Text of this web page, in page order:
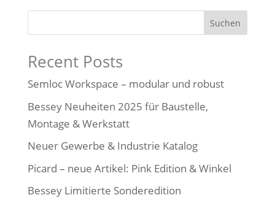
Suchen
Recent Posts
Semloc Workspace – modular und robust
Bessey Neuheiten 2025 für Baustelle,
Montage & Werkstatt
Neuer Gewerbe & Industrie Katalog
Picard – neue Artikel: Pink Edition & Winkel
Bessey Limitierte Sonderedition